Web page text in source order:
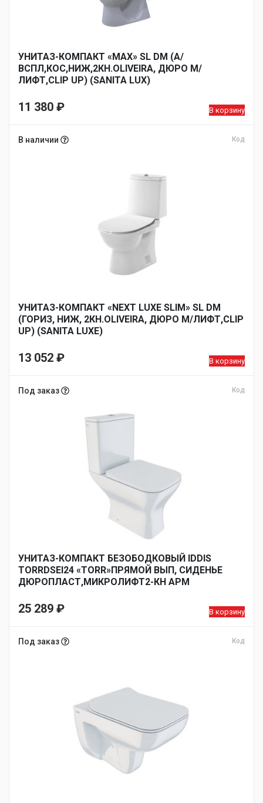
УНИТАЗ-КОМПАКТ «MAX» SL DM (А/
ВСПЛ,КОС,НИЖ,2КН.OLIVEIRA, ДЮРО М/
ЛИФТ,CLIP UP) (SANITA LUX)
11 380 ₽ В корзину
В наличии Код
УНИТАЗ-КОМПАКТ «NEXT LUXE SLIM» SL DM
(ГОРИЗ, НИЖ, 2КН.OLIVEIRA, ДЮРО М/ЛИФТ,CLIP
UP) (SANITA LUXE)
13 052 ₽ В корзину
Под заказ Код
УНИТАЗ-КОМПАКТ БЕЗОБОДКОВЫЙ IDDIS
TORRDSEI24 «TORR»ПРЯМОЙ ВЫП, СИДЕНЬЕ
ДЮРОПЛАСТ,МИКРОЛИФТ2-КН АРМ
25 289 ₽ В корзину
Под заказ Код